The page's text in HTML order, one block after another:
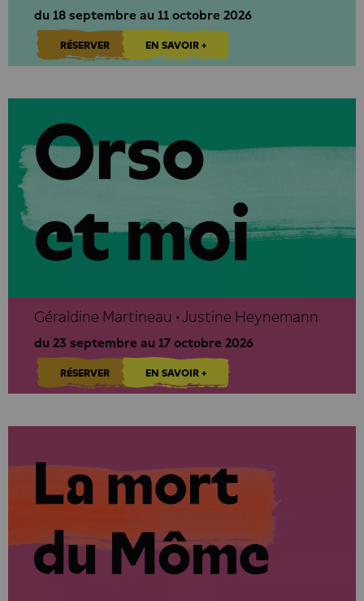
du 18 septembre au 11 octobre 2026
RÉSERVER EN SAVOIR +
Géraldine Martineau • Justine Heynemann
du 23 septembre au 17 octobre 2026
RÉSERVER EN SAVOIR +